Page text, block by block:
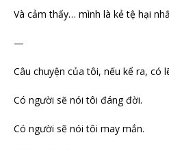
Và cảm thấy… mình là kẻ tệ hại
—
Câu chuyện của tôi, nếu kể ra, có
Có người sẽ nói tôi đáng đời.
Có người sẽ nói tôi may mắn.